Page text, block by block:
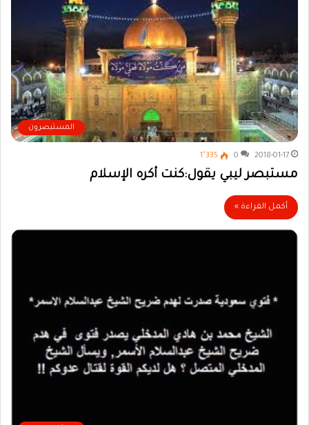
المستبصرون
2018-01-17
0 1٬335
مستبصر ليبي يقول:كنت أكره الإسلام
أكمل القراءة »